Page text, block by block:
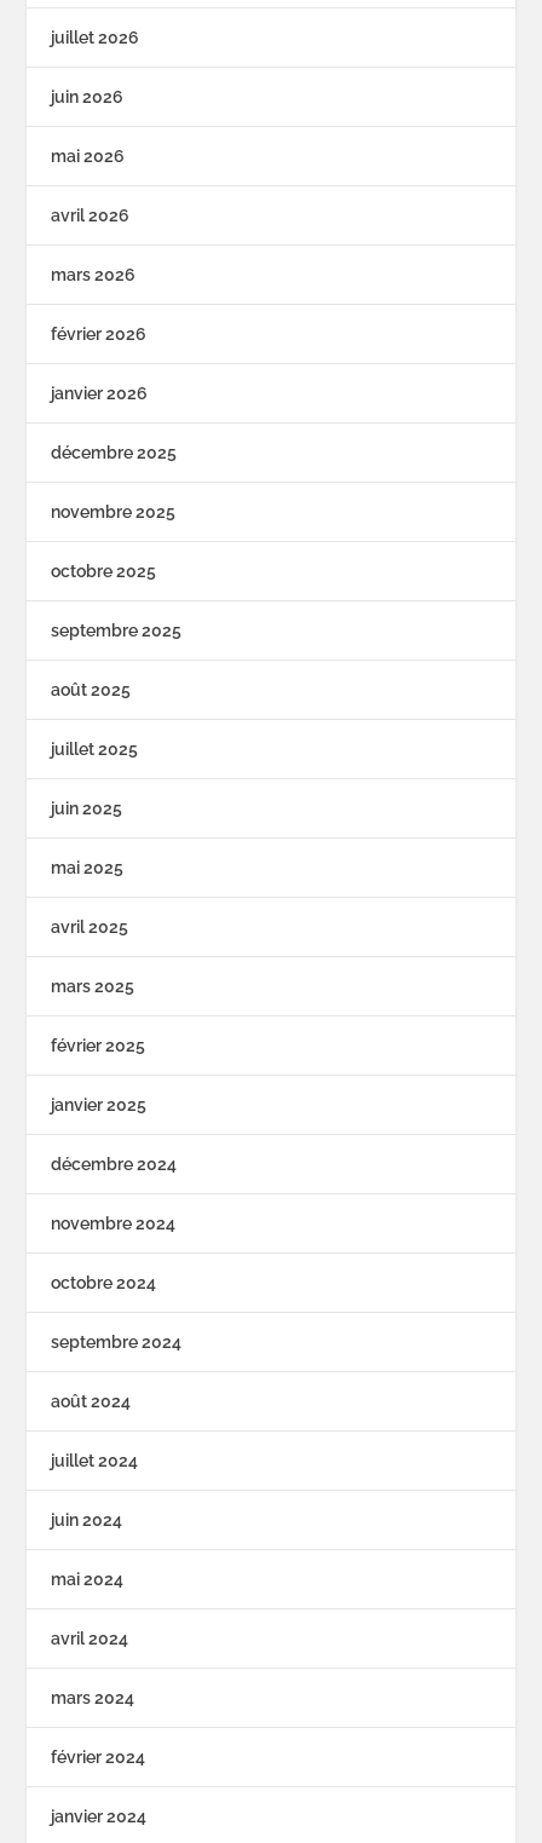
juillet 2026
juin 2026
mai 2026
avril 2026
mars 2026
février 2026
janvier 2026
décembre 2025
novembre 2025
octobre 2025
septembre 2025
août 2025
juillet 2025
juin 2025
mai 2025
avril 2025
mars 2025
février 2025
janvier 2025
décembre 2024
novembre 2024
octobre 2024
septembre 2024
août 2024
juillet 2024
juin 2024
mai 2024
avril 2024
mars 2024
février 2024
janvier 2024